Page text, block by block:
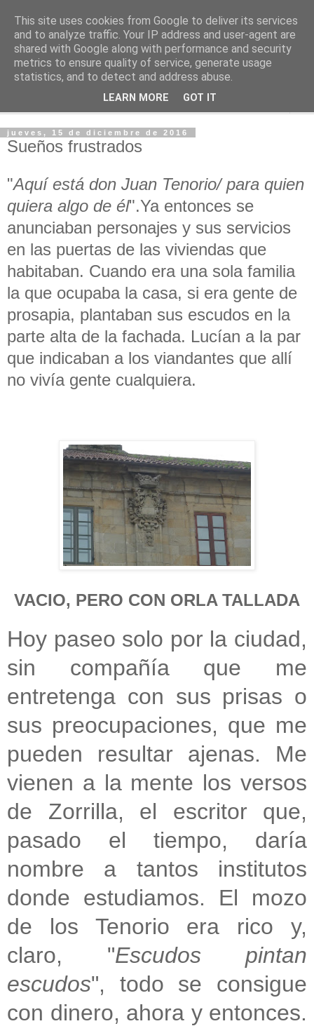
PASEANTE SILENCIOSO
Blog personal de Emilio Valadé del Río
jueves, 15 de diciembre de 2016
Sueños frustrados
"Aquí está don Juan Tenorio/ para quien
quiera algo de él".Ya entonces se
anunciaban personajes y sus servicios
en las puertas de las viviendas que
habitaban. Cuando era una sola familia
la que ocupaba la casa, si era gente de
prosapia, plantaban sus escudos en la
parte alta de la fachada. Lucían a la par
que indicaban a los viandantes que allí
no vivía gente cualquiera.
VACIO, PERO CON ORLA TALLADA
Hoy paseo solo por la ciudad,
sin compañía que me
entretenga con sus prisas o
sus preocupaciones, que me
pueden resultar ajenas. Me
vienen a la mente los versos
de Zorrilla, el escritor que,
pasado el tiempo, daría
nombre a tantos institutos
donde estudiamos. El mozo
de los Tenorio era rico y,
claro, "Escudos pintan
escudos", todo se consigue
con dinero, ahora y entonces.
This site uses cookies from Google to deliver its services
and to analyze traffic. Your IP address and user-agent are
shared with Google along with performance and security
metrics to ensure quality of service, generate usage
statistics, and to detect and address abuse.
LEARN MORE GOT IT